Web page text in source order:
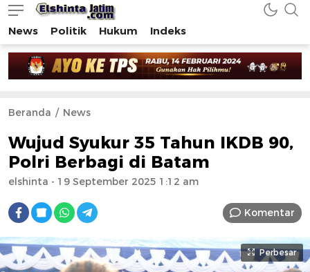
News Politik Hukum Indeks
Beranda News
Wujud Syukur 35 Tahun IKDB 90,
Polri Berbagi di Batam
elshinta - 19 September 2025 1:12 am
Komentar
Perbesar